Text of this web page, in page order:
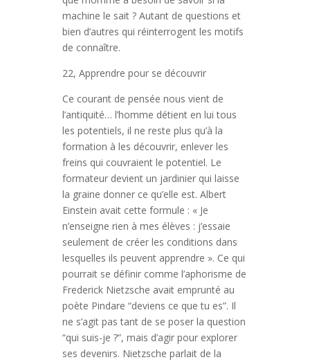
machine le sait ? Autant de questions et
bien d’autres qui réinterrogent les motifs
de connaître.
22, Apprendre pour se découvrir
Ce courant de pensée nous vient de
l’antiquité… l’homme détient en lui tous
les potentiels, il ne reste plus qu’à la
formation à les découvrir, enlever les
freins qui couvraient le potentiel. Le
formateur devient un jardinier qui laisse
la graine donner ce qu’elle est. Albert
Einstein avait cette formule : « Je
n’enseigne rien à mes élèves : j’essaie
seulement de créer les conditions dans
lesquelles ils peuvent apprendre ». Ce qui
pourrait se définir comme l’aphorisme de
Frederick Nietzsche avait emprunté au
poète Pindare “deviens ce que tu es”. Il
ne s’agit pas tant de se poser la question
“qui suis-je ?”, mais d’agir pour explorer
ses devenirs. Nietzsche parlait de la